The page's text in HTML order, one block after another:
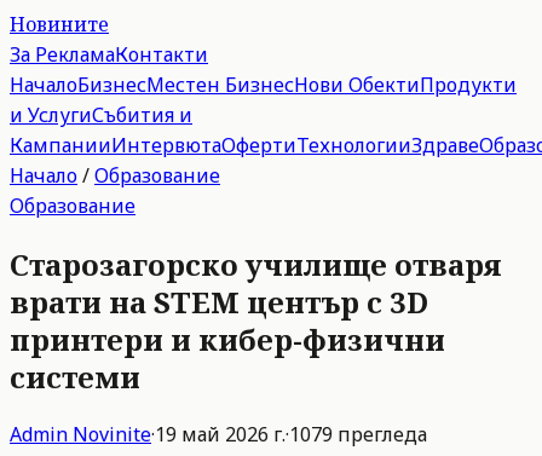
Новините
За РекламаКонтакти
НачалоБизнесМестен БизнесНови ОбектиПродукти
и УслугиСъбития и
КампанииИнтервютаОфертиТехнологииЗдраве
Начало/Образование
Образование
Старозагорско училище отваря
врати на STEM център с 3D
принтери и кибер-физични
системи
Admin Novinite·19 май 2026 г.·1079 прегледа